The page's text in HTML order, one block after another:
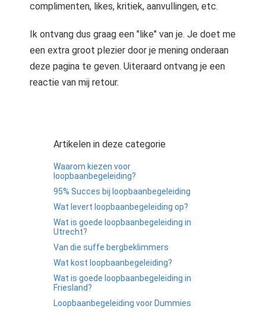
complimenten, likes, kritiek, aanvullingen, etc.
Ik ontvang dus graag een "like" van je. Je doet me
een extra groot plezier door je mening onderaan
deze pagina te geven. Uiteraard ontvang je een
reactie van mij retour.
Artikelen in deze categorie
Waarom kiezen voor
loopbaanbegeleiding?
95% Succes bij loopbaanbegeleiding
Wat levert loopbaanbegeleiding op?
Wat is goede loopbaanbegeleiding in
Utrecht?
Van die suffe bergbeklimmers
Wat kost loopbaanbegeleiding?
Wat is goede loopbaanbegeleiding in
Friesland?
Loopbaanbegeleiding voor Dummies